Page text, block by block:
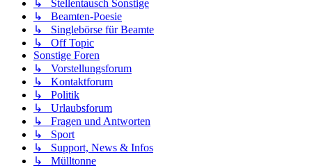
↳ Stellentausch Sonstige
↳ Beamten-Poesie
↳ Singlebörse für Beamte
↳ Off Topic
Sonstige Foren
↳ Vorstellungsforum
↳ Kontaktforum
↳ Politik
↳ Urlaubsforum
↳ Fragen und Antworten
↳ Sport
↳ Support, News & Infos
↳ Mülltonne